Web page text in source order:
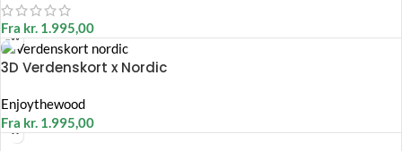
Fra kr. 1.995,00
3D Verdenskort x Nordic
Enjoythewood
Fra kr. 1.995,00